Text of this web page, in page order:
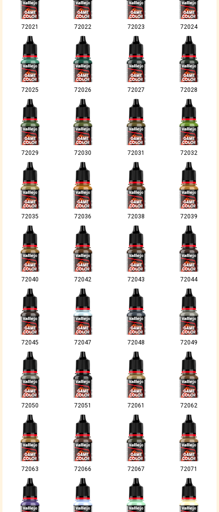
72021 72022 72023 72024
72025 72026 72027 72028
72029 72030 72031 72032
72035 72036 72038 72039
72040 72042 72043 72044
72045 72047 72048 72049
72050 72051 72061 72062
72063 72066 72067 72071